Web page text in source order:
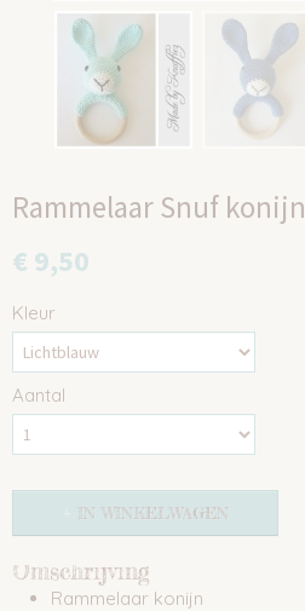
Rammelaar Snuf konijn
€ 9,50
Kleur
Aantal
IN WINKELWAGEN
Omschrijving
Rammelaar konijn